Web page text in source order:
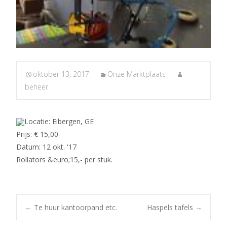
oktober 13, 2017
Onze Marktplaats
beheer
Locatie: Eibergen, GE
Prijs: € 15,00
Datum: 12 okt. '17
Rollators &euro;15,- per stuk.
Post
← Te huur kantoorpand etc. Haspels tafels →